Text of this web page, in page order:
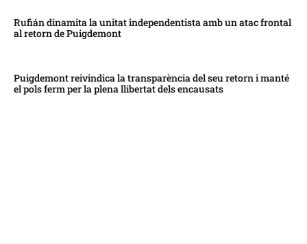
Rufián dinamita la unitat independentista amb un atac frontal
al retorn de Puigdemont
Puigdemont reivindica la transparència del seu retorn i manté
el pols ferm per la plena llibertat dels encausats